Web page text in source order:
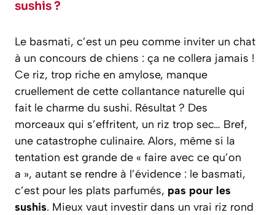
sushis ?
Le basmati, c’est un peu comme inviter un chat
à un concours de chiens : ça ne collera jamais !
Ce riz, trop riche en amylose, manque
cruellement de cette collantance naturelle qui
fait le charme du sushi. Résultat ? Des
morceaux qui s’effritent, un riz trop sec… Bref,
une catastrophe culinaire. Alors, même si la
tentation est grande de « faire avec ce qu’on
a », autant se rendre à l’évidence : le basmati,
c’est pour les plats parfumés, pas pour les
sushis. Mieux vaut investir dans un vrai riz rond